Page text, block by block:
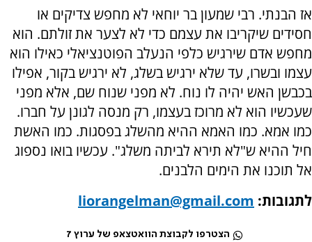
אז הבנתי. רבי שמעון בר יוחאי לא מחפש צדיקים או
חסידים שיקריבו את עצמם כדי לא לצער את זולתם. הוא
מחפש אדם שירגיש כלפי הנעלב הפוטנציאלי כאילו הוא
עצמו ובשרו, עד שלא ירגיש בשלג, לא ירגיש בקור, אפילו
בכבשן האש יהיה לו נוח. לא מפני שנוח שם, אלא מפני
שעכשיו הוא לא מרוכז בעצמו, רק מנסה לגונן על חברו.
כמו אמא. כמו האמא ההיא מהשלג בפסגות. כמו האשת
חיל ההיא ש"לא תירא לביתה משלג". עכשיו בואו נספוג
אל תוכנו את הימים הלבנים.
לתגובות: liorangelman@gmail.com
הצטרפו לקבוצת הוואטצאפ של ערוץ 7